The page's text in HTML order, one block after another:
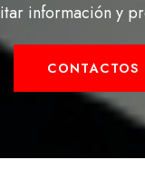
información y
CONTACTOS